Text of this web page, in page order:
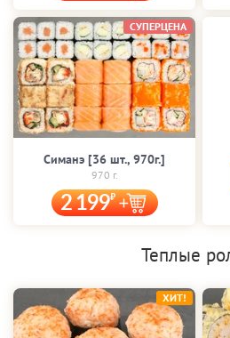
Симанэ [36 шт., 970г.]
970 г.
2 199
СУПЕРЦЕНА
Теплые
ХИТ!